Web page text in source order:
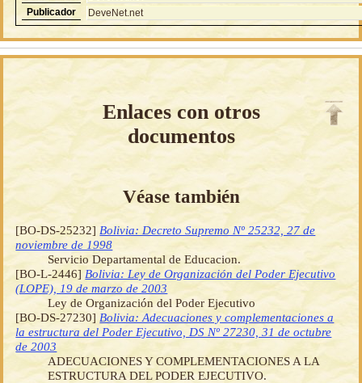
Publicador
DeveNet.net
Enlaces con otros
documentos
Véase también
[BO-DS-25232] Bolivia: Decreto Supremo Nº 25232, 27 de
noviembre de 1998
Servicio Departamental de Educacion.
[BO-L-2446] Bolivia: Ley de Organización del Poder Ejecutivo
(LOPE), 19 de marzo de 2003
Ley de Organización del Poder Ejecutivo
[BO-DS-27230] Bolivia: Adecuaciones y complementaciones a
la estructura del Poder Ejecutivo, DS Nº 27230, 31 de octubre
de 2003
ADECUACIONES Y COMPLEMENTACIONES A LA
ESTRUCTURA DEL PODER EJECUTIVO.